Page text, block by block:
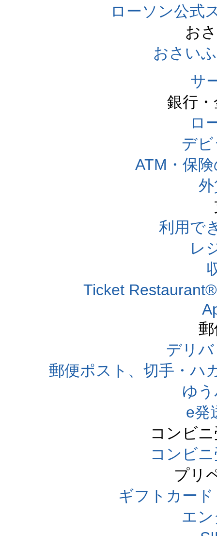
ローソン公式
お
おさい
サ
銀行
ロ
デ
ATM・保
利用で
レ
Ticket
デリ
郵便ポスト、切手・ハ
ゆ
e発
コンビ
コンビ
プリ
ギフトカー
エ